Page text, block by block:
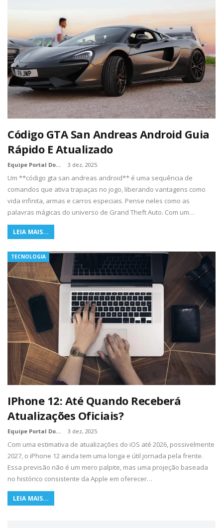
Código GTA San Andreas Android Guia
Rápido E Atualizado
Equipe Portal Dos Nerds 3 dez, 2025
Um **código gta san andreas android** é uma sequência de
comandos que ativa trapaças no jogo, liberando vantagens como
vida infinita, armas e carros especiais. Pense neles como as
palavras mágicas do universo de Grand Theft Auto. Com um…
LEIA MAIS...
TECNOLOGIA
IPhone 12: Até Quando Receberá
Atualizações Oficiais?
Equipe Portal Dos Nerds 3 dez, 2025
Com uma estimativa de atualizações do iOS até 2026, possivelmente
2027, o iPhone 12 ainda tem uma longa e útil jornada pela frente.
Essa previsão não é um mero palpite, mas uma projeção baseada
no histórico consistente da Apple em oferecer…
LEIA MAIS...